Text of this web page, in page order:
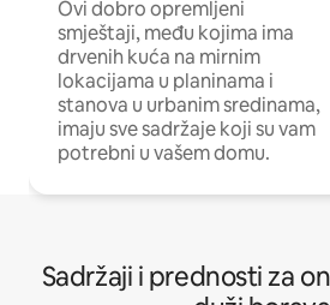
Ovi dobro opremljeni
smještaji, među kojima ima
drvenih kuća na mirnim
lokacijama u planinama i
stanova u urbanim sredinama,
imaju sve sadržaje koji su vam
potrebni u vašem domu.
Sadržaji i prednosti za